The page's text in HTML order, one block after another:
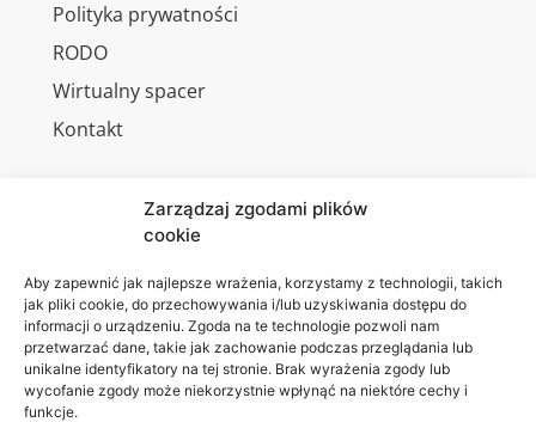
Zarządzaj zgodami plików
cookie
Aby zapewnić jak najlepsze wrażenia, korzystamy z technologii, takich
jak pliki cookie, do przechowywania i/lub uzyskiwania dostępu do
informacji o urządzeniu. Zgoda na te technologie pozwoli nam
przetwarzać dane, takie jak zachowanie podczas przeglądania lub
unikalne identyfikatory na tej stronie. Brak wyrażenia zgody lub
wycofanie zgody może niekorzystnie wpłynąć na niektóre cechy i
funkcje.
Polityka prywatności
RODO
Wirtualny spacer
Kontakt
Akademia
WSEI
ul.
Projektowa
4